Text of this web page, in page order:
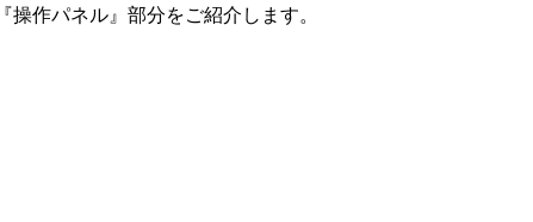
作パネル』部分をご紹介します。